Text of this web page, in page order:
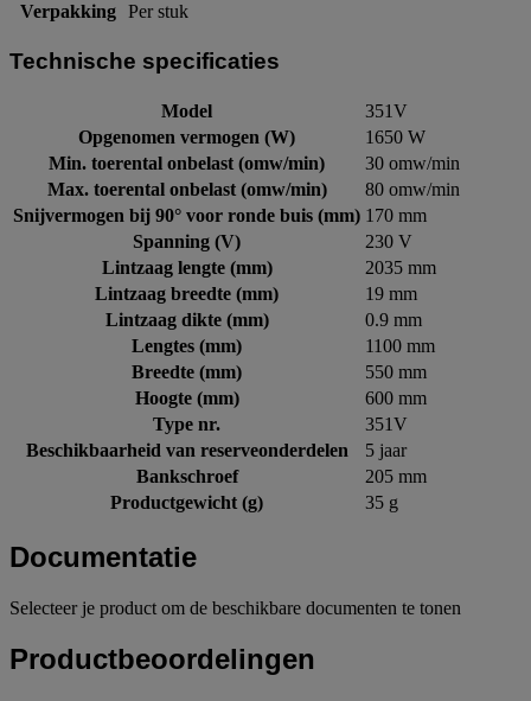
Verpakking Per stuk
Technische specificaties
Model
351V
Opgenomen vermogen (W)
1650 W
Min. toerental onbelast (omw/min)
30 omw/min
Max. toerental onbelast (omw/min)
80 omw/min
Snijvermogen bij 90° voor ronde buis (mm) 170 mm
Spanning (V)
230 V
Lintzaag lengte (mm)
2035 mm
Lintzaag breedte (mm)
19 mm
Lintzaag dikte (mm)
0.9 mm
Lengtes (mm)
1100 mm
Breedte (mm)
550 mm
Hoogte (mm)
600 mm
Type nr.
351V
Beschikbaarheid van reserveonderdelen
5 jaar
Bankschroef
205 mm
Productgewicht (g)
35 g
Documentatie
Selecteer je product om de beschikbare documenten te tonen
Productbeoordelingen